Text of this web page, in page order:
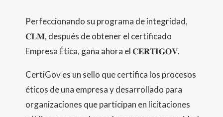
Perfeccionando su programa de integridad,
𝐂𝐋𝐌, después de obtener el certificado
Empresa Ética, gana ahora el 𝐂𝐄𝐑𝐓𝐈𝐆𝐎𝐕.
CertiGov es un sello que certifica los procesos
éticos de una empresa y desarrollado para
organizaciones que participan en licitaciones